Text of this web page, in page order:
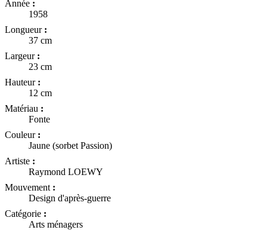
Année :
1958
Longueur :
37 cm
Largeur :
23 cm
Hauteur :
12 cm
Matériau :
Fonte
Couleur :
Jaune (sorbet Passion)
Artiste :
Raymond LOEWY
Mouvement :
Design d'après-guerre
Catégorie :
Arts ménagers